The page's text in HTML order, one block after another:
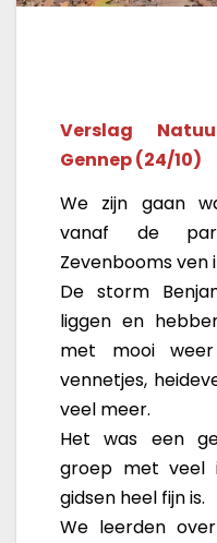
Verslag
Gennep (24/10)
We zijn gaan
vanaf de
Zevenbooms ven
De storm
liggen en
met mooi
vennetjes,
veel meer.
Het was een
groep met veel
gidsen heel fijn is.
We leerden